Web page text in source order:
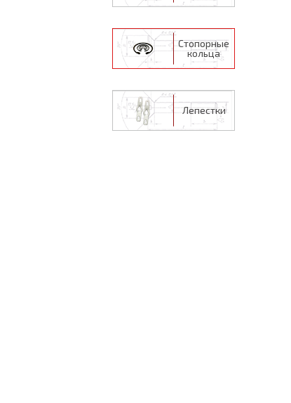
Стопорные
кольца
Лепестки